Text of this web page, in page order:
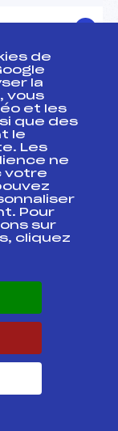
FFS
FFS
FFS
de
la
vous
et les
que des
le
Les
ne
votre
Pour
sur
cliquez